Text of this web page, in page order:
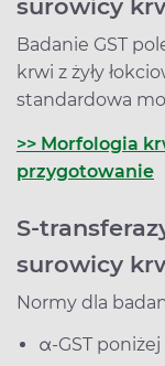
surowicy
Badanie GST
krwi z żyły
standardowa
>> Morfologia
przygotowanie
S-
surowicy
Normy dla
α-GST poniżej